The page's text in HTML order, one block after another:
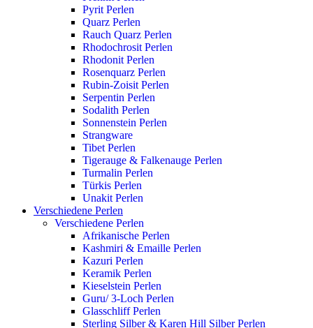
Pyrit Perlen
Quarz Perlen
Rauch Quarz Perlen
Rhodochrosit Perlen
Rhodonit Perlen
Rosenquarz Perlen
Rubin-Zoisit Perlen
Serpentin Perlen
Sodalith Perlen
Sonnenstein Perlen
Strangware
Tibet Perlen
Tigerauge & Falkenauge Perlen
Turmalin Perlen
Türkis Perlen
Unakit Perlen
Verschiedene Perlen
Verschiedene Perlen
Afrikanische Perlen
Kashmiri & Emaille Perlen
Kazuri Perlen
Keramik Perlen
Kieselstein Perlen
Guru/ 3-Loch Perlen
Glasschliff Perlen
Sterling Silber & Karen Hill Silber Perlen